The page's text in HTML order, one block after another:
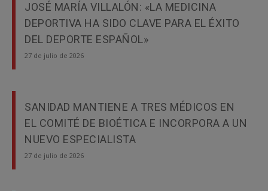
JOSÉ MARÍA VILLALÓN: «LA MEDICINA
DEPORTIVA HA SIDO CLAVE PARA EL ÉXITO
DEL DEPORTE ESPAÑOL»
27 de julio de 2026
SANIDAD MANTIENE A TRES MÉDICOS EN
EL COMITÉ DE BIOÉTICA E INCORPORA A UN
NUEVO ESPECIALISTA
27 de julio de 2026